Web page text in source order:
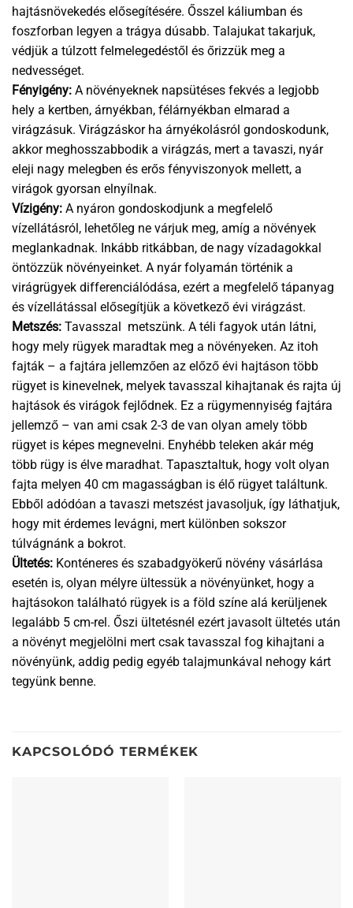
hajtásnövekedés elősegítésére. Ősszel káliumban és
foszforban legyen a trágya dúsabb. Talajukat takarjuk,
védjük a túlzott felmelegedéstől és őrizzük meg a
nedvességet.
Fényigény: A növényeknek napsütéses fekvés a legjobb
hely a kertben, árnyékban, félárnyékban elmarad a
virágzásuk. Virágzáskor ha árnyékolásról gondoskodunk,
akkor meghosszabbodik a virágzás, mert a tavaszi, nyár
eleji nagy melegben és erős fényviszonyok mellett, a
virágok gyorsan elnyílnak.
Vízigény: A nyáron gondoskodjunk a megfelelő
vízellátásról, lehetőleg ne várjuk meg, amíg a növények
meglankadnak. Inkább ritkábban, de nagy vízadagokkal
öntözzük növényeinket. A nyár folyamán történik a
virágrügyek differenciálódása, ezért a megfelelő tápanyag
és vízellátással elősegítjük a következő évi virágzást.
Metszés: Tavasszal metszünk. A téli fagyok után látni,
hogy mely rügyek maradtak meg a növényeken. Az itoh
fajták – a fajtára jellemzően az előző évi hajtáson több
rügyet is kinevelnek, melyek tavasszal kihajtanak és rajta új
hajtások és virágok fejlődnek. Ez a rügymennyiség fajtára
jellemző – van ami csak 2-3 de van olyan amely több
rügyet is képes megnevelni. Enyhébb teleken akár még
több rügy is élve maradhat. Tapasztaltuk, hogy volt olyan
fajta melyen 40 cm magasságban is élő rügyet találtunk.
Ebből adódóan a tavaszi metszést javasoljuk, így láthatjuk,
hogy mit érdemes levágni, mert különben sokszor
túlvágnánk a bokrot.
Ültetés: Konténeres és szabadgyökerű növény vásárlása
esetén is, olyan mélyre ültessük a növényünket, hogy a
hajtásokon található rügyek is a föld színe alá kerüljenek
legalább 5 cm-rel. Őszi ültetésnél ezért javasolt ültetés után
a növényt megjelölni mert csak tavasszal fog kihajtani a
növényünk, addig pedig egyéb talajmunkával nehogy kárt
tegyünk benne.
KAPCSOLÓDÓ TERMÉKEK